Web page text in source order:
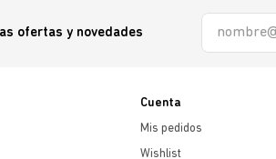
ofertas y novedades
Cuenta
Mis pedidos
Wishlist